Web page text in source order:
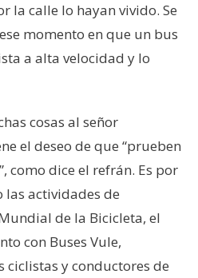
la calle lo hayan vivido. Se
momento en que un bus
a alta velocidad y lo
cosas al señor
el deseo de que “prueben
como dice el refrán. Es por
las actividades de
de la Bicicleta, el
con Buses Vule,
y conductores de